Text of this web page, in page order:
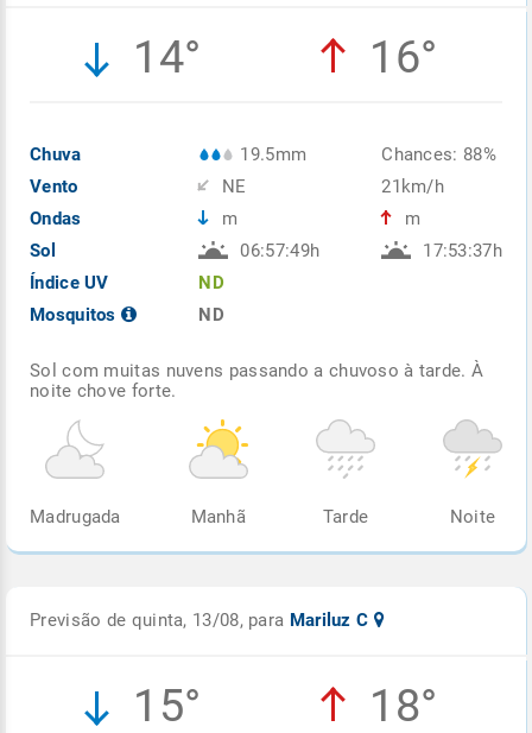
14° 16°
Chuva
Vento
Ondas
Sol
Índice UV
Mosquitos
19.5mm
NE
m
06:57:49h
ND
ND
Chances: 88%
21km/h
m
17:53:37h
Sol com muitas nuvens passando a chuvoso à tarde. À
noite chove forte.
Madrugada Manhã Tarde Noite
Previsão de quinta, 13/08, para Mariluz C
15° 18°